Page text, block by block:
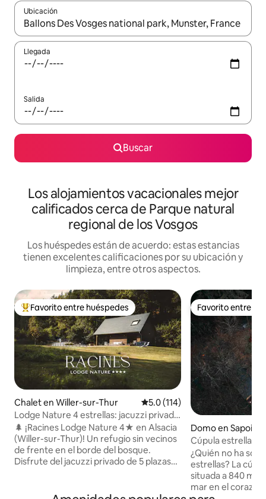
Ubicación
Cuando los resultados estén disponibles, podrás navegar
Llegada
Salida
Buscar
Los alojamientos vacacionales mejor
calificados cerca de Parque natural
regional de los Vosgos
Los huéspedes están de acuerdo: estas estancias
tienen excelentes calificaciones por su ubicación y
limpieza, entre otros aspectos.
De los mejores en Favorito entre huéspedes
Favorito entre huéspedes
Chalet en Willer-sur-Thur Calificación promedio: 5.0 de
5.0 (114)
Lodge Nature 4 estrellas: jacuzzi privado
y vista al bosque
🌲 ¡Racines Lodge Nature 4★ en Alsacia
(Willer-sur-Thur)! Un refugio sin vecinos
de frente en el borde del bosque.
Disfrute del jacuzzi privado de 5 plazas
equipada: sábanas, toallas y kit de
Favorito entre
Favorito entre
Domo en Sapois
Cúpula estrellada
y naturaleza en
¿Quién no ha
estrellas? La
situada a 840
mar en el